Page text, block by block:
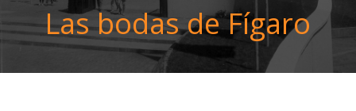
Las bodas de Fígaro